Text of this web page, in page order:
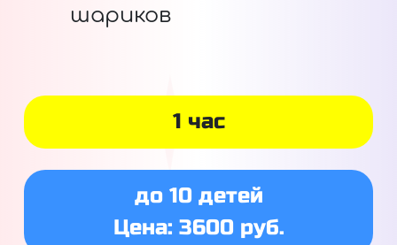
шариков
1 час
до 10 детей
Цена: 3600 руб.